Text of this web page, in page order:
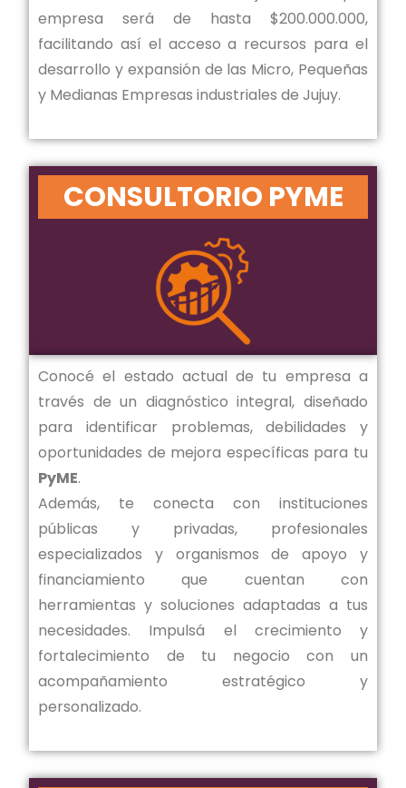
empresa será de hasta $200.000.000,
facilitando así el acceso a recursos para el
desarrollo y expansión de las Micro, Pequeñas
y Medianas Empresas industriales de Jujuy.
CONSULTORIO PYME
Conocé el estado actual de tu empresa a
través de un diagnóstico integral, diseñado
para identificar problemas, debilidades y
oportunidades de mejora específicas para tu
PyME.
Además, te conecta con instituciones
públicas y privadas, profesionales
especializados y organismos de apoyo y
financiamiento que cuentan con
herramientas y soluciones adaptadas a tus
necesidades. Impulsá el crecimiento y
fortalecimiento de tu negocio con un
acompañamiento estratégico y
personalizado.